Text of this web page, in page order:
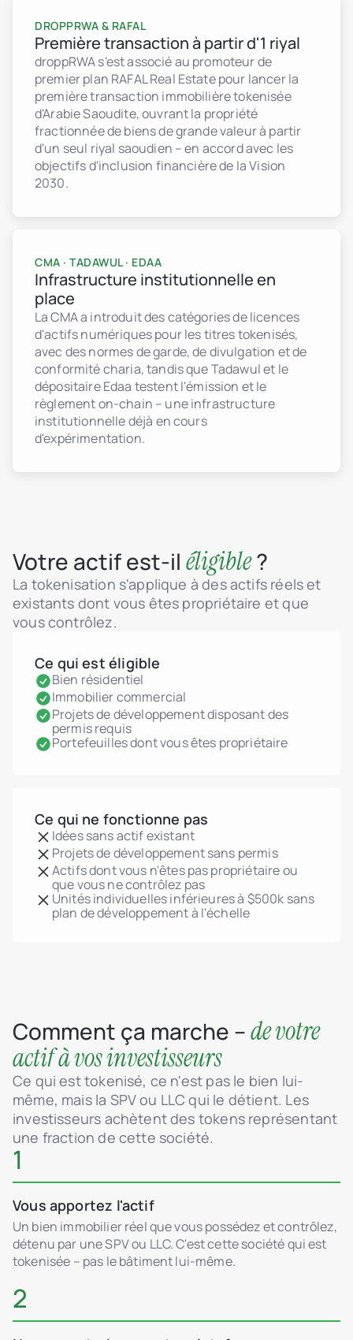
DROPPRWA & RAFAL
Première transaction à partir d'1 riyal
droppRWA s'est associé au promoteur de
premier plan RAFAL Real Estate pour lancer la
première transaction immobilière tokenisée
d'Arabie Saoudite, ouvrant la propriété
fractionnée de biens de grande valeur à partir
d'un seul riyal saoudien – en accord avec les
objectifs d'inclusion financière de la Vision
2030.
CMA · TADAWUL · EDAA
Infrastructure institutionnelle en
place
La CMA a introduit des catégories de licences
d'actifs numériques pour les titres tokenisés,
avec des normes de garde, de divulgation et de
conformité charia, tandis que Tadawul et le
dépositaire Edaa testent l'émission et le
règlement on-chain – une infrastructure
institutionnelle déjà en cours
d'expérimentation.
Votre actif est-il éligible?
La tokenisation s'applique à des actifs réels et
existants dont vous êtes propriétaire et que
vous contrôlez.
Ce qui est éligible
Bien résidentiel
Immobilier commercial
Projets de développement disposant des
permis requis
Portefeuilles dont vous êtes propriétaire
Ce qui ne fonctionne pas
Idées sans actif existant
Projets de développement sans permis
Actifs dont vous n'êtes pas propriétaire ou
que vous ne contrôlez pas
Unités individuelles inférieures à $500k sans
plan de développement à l'échelle
Comment ça marche –de votre
actif à vos investisseurs
Ce qui est tokenisé, ce n'est pas le bien lui-
même, mais la SPV ou LLC qui le détient. Les
investisseurs achètent des tokens représentant
une fraction de cette société.
1
Vous apportez l'actif
Un bien immobilier réel que vous possédez et contrôlez,
détenu par une SPV ou LLC. C'est cette société qui est
tokenisée – pas le bâtiment lui-même.
2